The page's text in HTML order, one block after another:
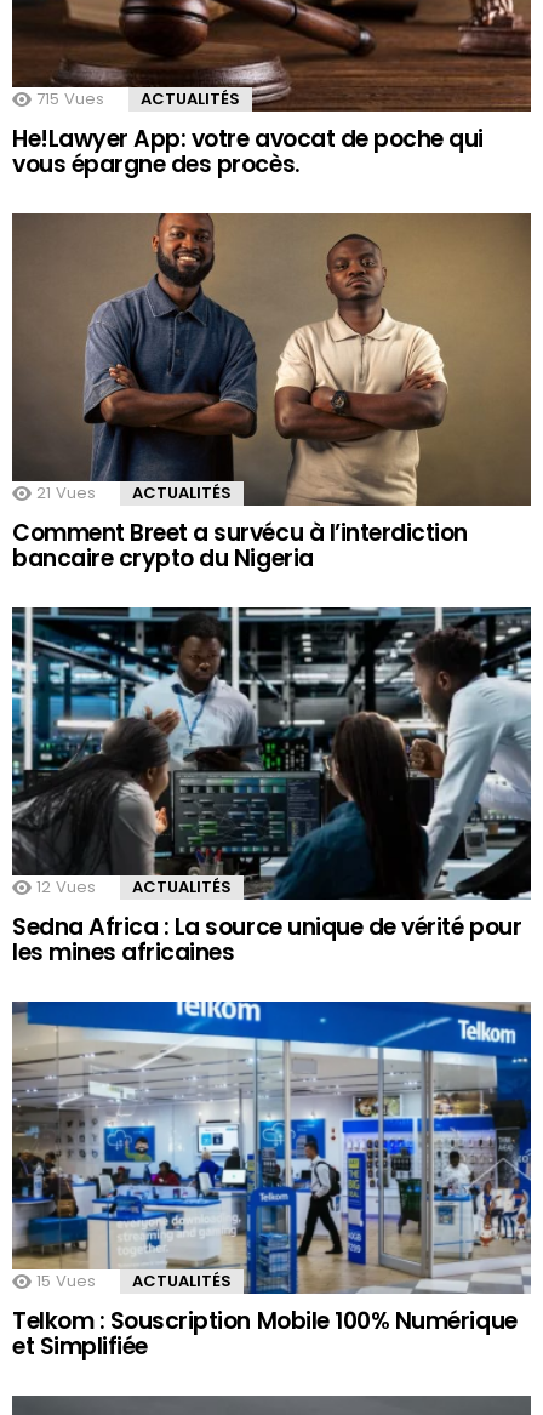
715 Vues ACTUALITÉS
He!Lawyer App: votre avocat de poche qui
vous épargne des procès.
21 Vues ACTUALITÉS
Comment Breet a survécu à l’interdiction
bancaire crypto du Nigeria
12 Vues ACTUALITÉS
Sedna Africa : La source unique de vérité pour
les mines africaines
15 Vues ACTUALITÉS
Telkom : Souscription Mobile 100% Numérique
et Simplifiée